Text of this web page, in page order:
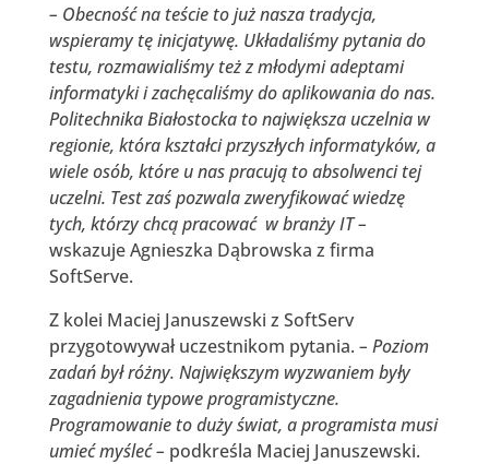
– Obecność na teście to już nasza tradycja,
wspieramy tę inicjatywę. Układaliśmy pytania do
testu, rozmawialiśmy też z młodymi adeptami
informatyki i zachęcaliśmy do aplikowania do nas.
Politechnika Białostocka to największa uczelnia w
regionie, która kształci przyszłych informatyków, a
wiele osób, które u nas pracują to absolwenci tej
uczelni. Test zaś pozwala zweryfikować wiedzę
tych, którzy chcą pracować w branży IT –
wskazuje Agnieszka Dąbrowska z firma
SoftServe.
Z kolei Maciej Januszewski z SoftServ
przygotowywał uczestnikom pytania. – Poziom
zadań był różny. Największym wyzwaniem były
zagadnienia typowe programistyczne.
Programowanie to duży świat, a programista musi
umieć myśleć – podkreśla Maciej Januszewski.